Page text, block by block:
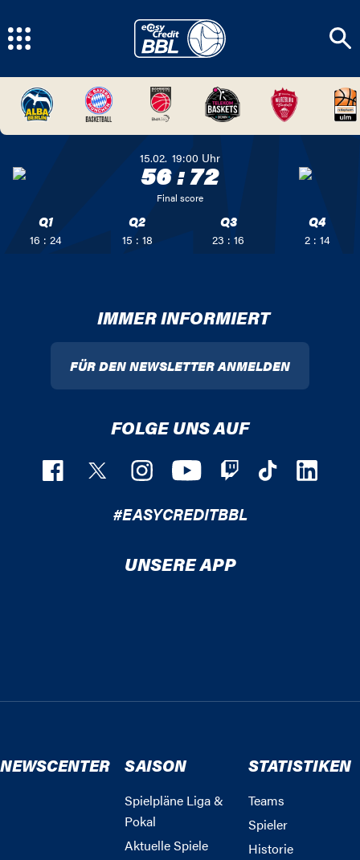
15.02. 19:00 Uhr
56:72
Final score
Q1
16 : 24
Q2
15 : 18
Q3
23 : 16
Q4
2 : 14
IMMER INFORMIERT
FÜR DEN NEWSLETTER ANMELDEN
FOLGE UNS AUF
#EASYCREDITBBL
UNSERE APP
NEWSCENTER SAISON
Spielpläne Liga &
Pokal
Aktuelle Spiele
STATISTIKEN
Teams
Spieler
Historie